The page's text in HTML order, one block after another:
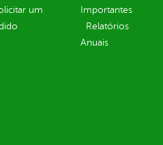
um
Importantes
Relatórios
Anuais